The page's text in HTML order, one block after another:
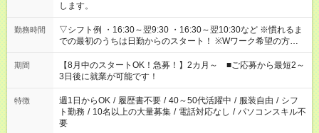
します。
勤務時間
▽シフト例 ・16:30～翌9:30 ・16:30～翌10:30など ※慣れるま
での最初のうちは日勤からのスタート！ ※Wワーク希望の方へ
今ご覧のお仕事で希望する勤務時間と、もう1つのお仕事の勤務
時間。 合計で週40時間を超える場合は応募できません。
期間
【8月中のスタートOK！急募！】2カ月～ ■ご応募から最短2～
3日後に就業が可能です！
特徴 週1日からOK / 履歴書不要 / 40～50代活躍中 / 服装自由 / シフ
ト勤務 / 10名以上の大量募集 / 電話対応なし / パソコンスキル不
要